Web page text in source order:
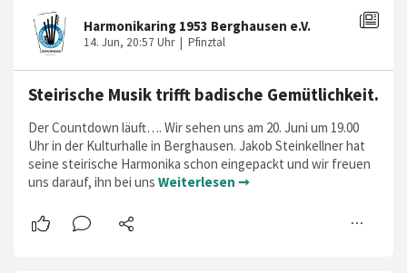
Steirische Musik trifft badische Gemütlichkeit.
Der Countdown läuft…. Wir sehen uns am 20. Juni um 19.00
Uhr in der Kulturhalle in Berghausen. Jakob Steinkellner hat
seine steirische Harmonika schon eingepackt und wir freuen
uns darauf, ihn bei uns Weiterlesen ➞